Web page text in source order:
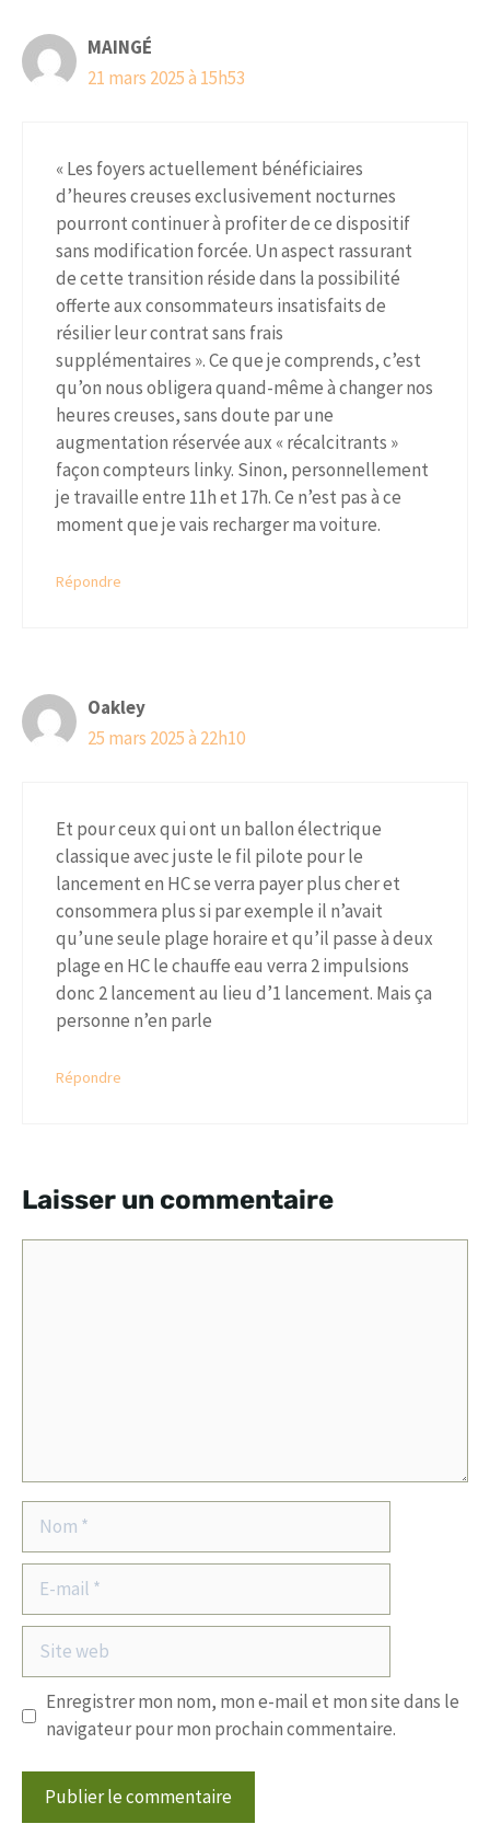
MAINGÉ
21 mars 2025 à 15h53
« Les foyers actuellement bénéficiaires
d’heures creuses exclusivement nocturnes
pourront continuer à profiter de ce dispositif
sans modification forcée. Un aspect rassurant
de cette transition réside dans la possibilité
offerte aux consommateurs insatisfaits de
résilier leur contrat sans frais
supplémentaires ». Ce que je comprends, c’est
qu’on nous obligera quand-même à changer nos
heures creuses, sans doute par une
augmentation réservée aux « récalcitrants »
façon compteurs linky. Sinon, personnellement
je travaille entre 11h et 17h. Ce n’est pas à ce
moment que je vais recharger ma voiture.
Répondre
Oakley
25 mars 2025 à 22h10
Et pour ceux qui ont un ballon électrique
classique avec juste le fil pilote pour le
lancement en HC se verra payer plus cher et
consommera plus si par exemple il n’avait
qu’une seule plage horaire et qu’il passe à deux
plage en HC le chauffe eau verra 2 impulsions
donc 2 lancement au lieu d’1 lancement. Mais ça
personne n’en parle
Répondre
Laisser un commentaire
mail
Site
web
Enregistrer mon nom, mon e-mail et mon site dans le
navigateur pour mon prochain commentaire.